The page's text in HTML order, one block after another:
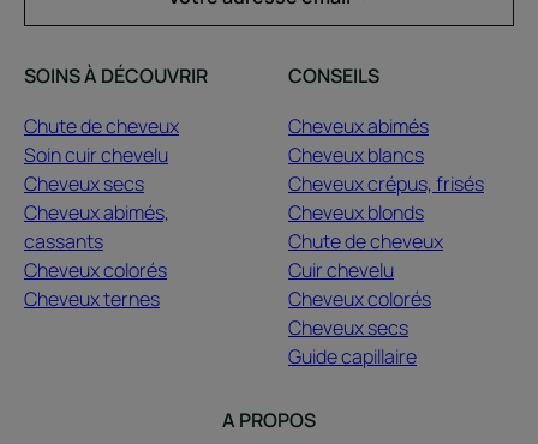
SOINS À DÉCOUVRIR
Chute de cheveux
Soin cuir chevelu
Cheveux secs
Cheveux abimés,
cassants
Cheveux colorés
Cheveux ternes
CONSEILS
Cheveux abimés
Cheveux blancs
Cheveux crépus, frisés
Cheveux blonds
Chute de cheveux
Cuir chevelu
Cheveux colorés
Cheveux secs
Guide capillaire
A PROPOS